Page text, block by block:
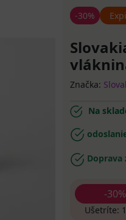
-30%
Značka:
Na
Doprava
-30%
Ušetríte: